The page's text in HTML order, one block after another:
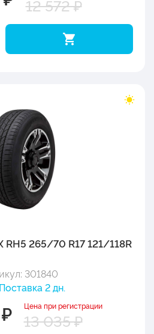
12 572 ₽
RH5 265/70 R17 121/118R
301840
2 дн.
Цена при регистрации
13 035 ₽